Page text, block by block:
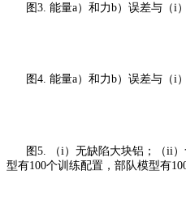
图3. 能量a）和力b）误差与（i
图4. 能量a）和力b）误差与（i
图5.
（i）无缺陷大块铝；（ii
型有100个训练配置，部队模型有